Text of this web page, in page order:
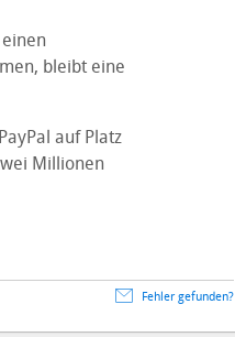
bleibt eine
auf Platz
Millionen
Fehler gefunden?